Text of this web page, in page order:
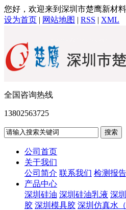
您好，欢迎来到深圳市楚鹰新材
设为首页 | 网站地图 | RSS | XML
全国咨询热线
13802563725
公司首页
关于我们
公司简介 联系我们 检测报告
产品中心
深圳硅油 深圳硅油乳液 深
胶 深圳模具胶 深圳仿真水（